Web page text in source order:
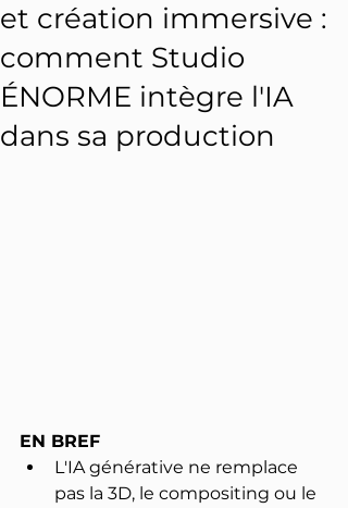
et création immersive :
comment Studio
ÉNORME intègre l'IA
dans sa production
EN BREF
L'IA générative ne remplace
pas la 3D, le compositing ou le